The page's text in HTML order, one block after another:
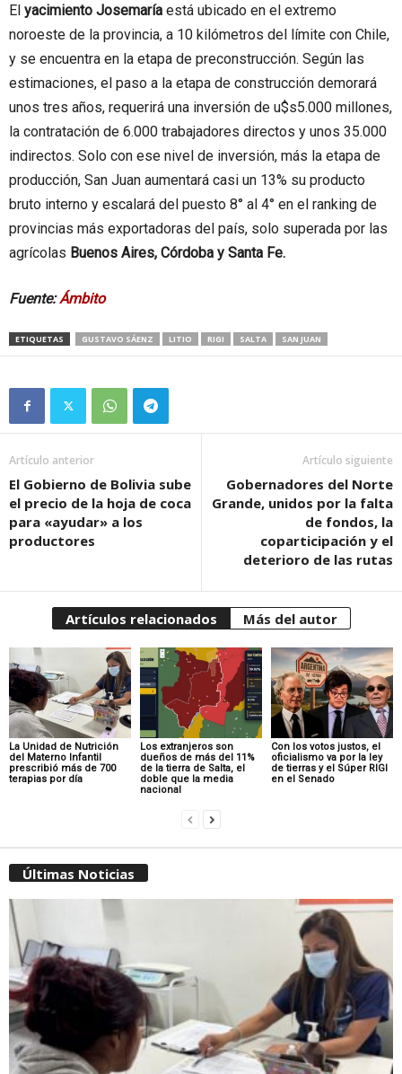
El yacimiento Josemaría está ubicado en el extremo
noroeste de la provincia, a 10 kilómetros del límite con Chile,
y se encuentra en la etapa de preconstrucción. Según las
estimaciones, el paso a la etapa de construcción demorará
unos tres años, requerirá una inversión de u$s5.000 millones,
la contratación de 6.000 trabajadores directos y unos 35.000
indirectos. Solo con ese nivel de inversión, más la etapa de
producción, San Juan aumentará casi un 13% su producto
bruto interno y escalará del puesto 8° al 4° en el ranking de
provincias más exportadoras del país, solo superada por las
agrícolas Buenos Aires, Córdoba y Santa Fe.
Fuente:Ámbito
ETIQUETAS GUSTAVO SÁENZ LITIO RIGI SALTA SAN JUAN
Artículo anterior
El Gobierno de Bolivia sube
el precio de la hoja de coca
para «ayudar» a los
productores
Artículo siguiente
Gobernadores del Norte
Grande, unidos por la falta
de fondos, la
coparticipación y el
deterioro de las rutas
Artículos relacionados Más del autor
La Unidad de Nutrición
del Materno Infantil
prescribió más de 700
terapias por día
Los extranjeros son
dueños de más del 11%
de la tierra de Salta, el
doble que la media
nacional
Con los votos justos, el
oficialismo va por la ley
de tierras y el Súper RIGI
en el Senado
Últimas Noticias